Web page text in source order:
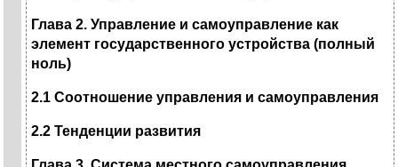
Глава 2. Управление и самоуправление как
элемент государственного устройства (полный
ноль)
2.1 Соотношение управления и самоуправления
2.2 Тенденции развития